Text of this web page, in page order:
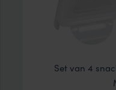
Set van 4